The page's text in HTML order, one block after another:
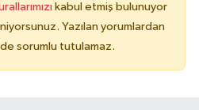
kabul etmiş bulunuyor
Yazılan yorumlardan
sorumlu tutulamaz.